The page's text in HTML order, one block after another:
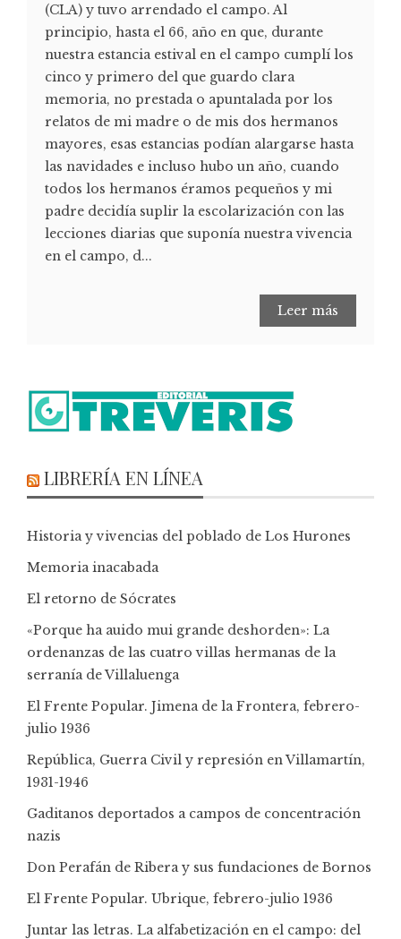
(CLA) y tuvo arrendado el campo. Al
principio, hasta el 66, año en que, durante
nuestra estancia estival en el campo cumplí los
cinco y primero del que guardo clara
memoria, no prestada o apuntalada por los
relatos de mi madre o de mis dos hermanos
mayores, esas estancias podían alargarse hasta
las navidades e incluso hubo un año, cuando
todos los hermanos éramos pequeños y mi
padre decidía suplir la escolarización con las
lecciones diarias que suponía nuestra vivencia
en el campo, d...
Leer más
LIBRERÍA EN LÍNEA
Historia y vivencias del poblado de Los Hurones
Memoria inacabada
El retorno de Sócrates
«Porque ha auido mui grande deshorden»: La
ordenanzas de las cuatro villas hermanas de la
serranía de Villaluenga
El Frente Popular. Jimena de la Frontera, febrero-
julio 1936
República, Guerra Civil y represión en Villamartín,
1931-1946
Gaditanos deportados a campos de concentración
nazis
Don Perafán de Ribera y sus fundaciones de Bornos
El Frente Popular. Ubrique, febrero-julio 1936
Juntar las letras. La alfabetización en el campo: del